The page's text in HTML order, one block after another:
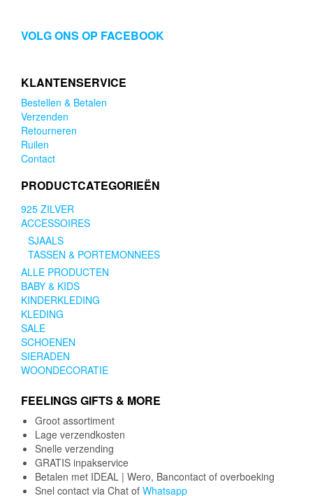
VOLG ONS OP FACEBOOK
KLANTENSERVICE
Bestellen & Betalen
Verzenden
Retourneren
Ruilen
Contact
PRODUCTCATEGORIEËN
925 ZILVER
ACCESSOIRES
SJAALS
TASSEN & PORTEMONNEES
ALLE PRODUCTEN
BABY & KIDS
KINDERKLEDING
KLEDING
SALE
SCHOENEN
SIERADEN
WOONDECORATIE
FEELINGS GIFTS & MORE
Groot assortiment
Lage verzendkosten
Snelle verzending
GRATIS inpakservice
Betalen met IDEAL | Wero, Bancontact of overboeking
Snel contact via Chat of Whatsapp